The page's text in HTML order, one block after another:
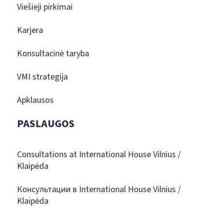
Viešieji pirkimai
Karjera
Konsultacinė taryba
VMI strategija
Apklausos
PASLAUGOS
Consultations at International House Vilnius /
Klaipėda
Консультации в International House Vilnius /
Klaipėda